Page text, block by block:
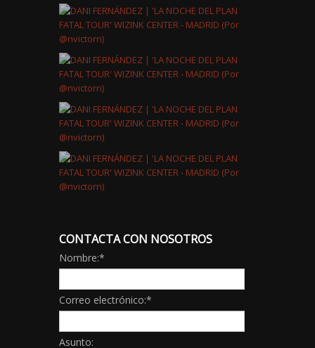
CONTACTA CON NOSOTROS
Nombre:*
Correo electrónico:*
Asunto: